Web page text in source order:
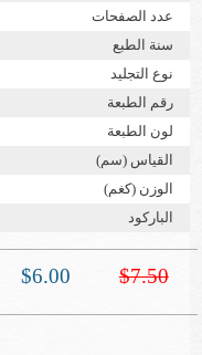
عدد الصفحات
سنة الطبع
نوع التجليد
رقم الطبعة
لون الطبعة
القياس (سم)
الوزن (كغم)
الباركود
$7.50
$6.00